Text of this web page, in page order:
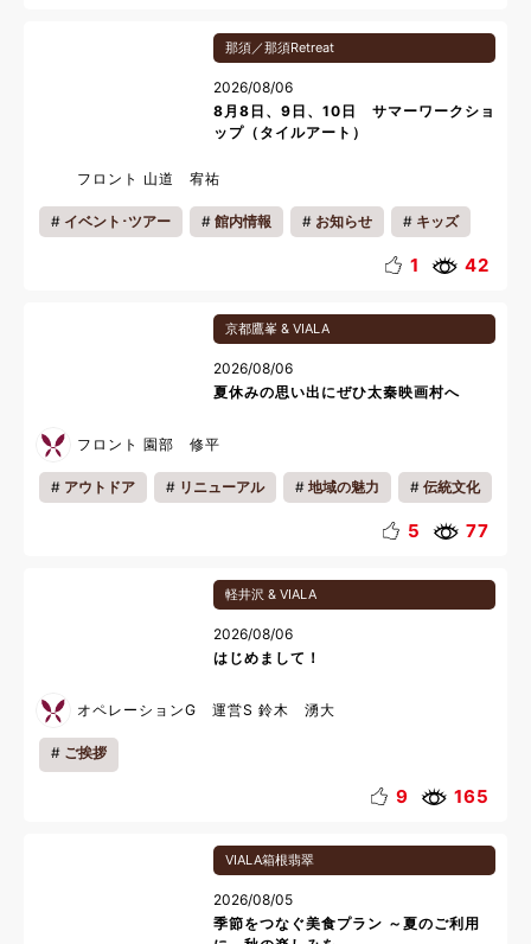
那須／那須Retreat
2026/08/06
8月8日、9日、10日 サマーワークショ
ップ（タイルアート）
フロント 山道 宥祐
イベント･ツアー 館内情報 お知らせ キッズ
1 42
京都鷹峯 & VIALA
2026/08/06
夏休みの思い出にぜひ太秦映画村へ
フロント 園部 修平
アウトドア リニューアル 地域の魅力 伝統文化
5 77
軽井沢 & VIALA
2026/08/06
はじめまして！
オペレーションG 運営S 鈴木 湧大
ご挨拶
9 165
VIALA箱根翡翠
2026/08/05
季節をつなぐ美食プラン ～夏のご利用